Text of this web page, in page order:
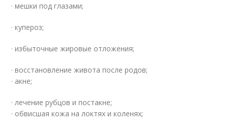
· мешки под глазами;
· купероз;
· избыточные жировые отложения;
· восстановление живота после родов;
· акне;
· лечение рубцов и постакне;
· обвисшая кожа на локтях и коленях;